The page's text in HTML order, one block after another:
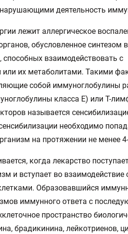
деятельность
лежит аллергическое
обусловленное синтезом
взаимодействовать с
их метаболитами. Такими
собой иммуноглобулины
класса Е) или Т-
называется
необходимо
на протяжении не менее
когда лекарство
и вступает во взаимодействие
Образовавшийся
иммунного ответа с
пространство
брадикинина, лейкотриенов,